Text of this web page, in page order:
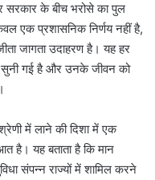
सरकार के बीच भरोसे का पुल
एक प्रशासनिक निर्णय नहीं है,
जागता उदाहरण है। यह हर
सुनी गई है और उनके जीवन को
में लाने की दिशा में एक
है। यह बताता है कि मान
संपन्न राज्यों में शामिल करने